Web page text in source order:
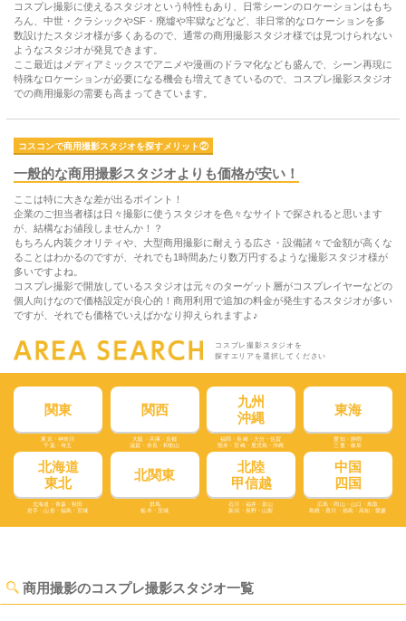
コスプレ撮影に使えるスタジオという特性もあり、日常シーンのロケーションはもち
ろん、中世・クラシックやSF・廃墟や牢獄などなど、非日常的なロケーションを多
数設けたスタジオ様が多くあるので、通常の商用撮影スタジオ様では見つけられない
ようなスタジオが発見できます。
ここ最近はメディアミックスでアニメや漫画のドラマ化なども盛んで、シーン再現に
特殊なロケーションが必要になる機会も増えてきているので、コスプレ撮影スタジオ
での商用撮影の需要も高まってきています。
コスコンで商用撮影スタジオを探すメリット②
一般的な商用撮影スタジオよりも価格が安い！
ここは特に大きな差が出るポイント！
企業のご担当者様は日々撮影に使うスタジオを色々なサイトで探されると思います
が、結構なお値段しませんか！？
もちろん内装クオリティや、大型商用撮影に耐えうる広さ・設備諸々で金額が高くな
ることはわかるのですが、それでも1時間あたり数万円するような撮影スタジオ様が
多いですよね。
コスプレ撮影で開放しているスタジオは元々のターゲット層がコスプレイヤーなどの
個人向けなので価格設定が良心的！商用利用で追加の料金が発生するスタジオが多い
ですが、それでも価格でいえばかなり抑えられますよ♪
コスプレ撮影スタジオを
探すエリアを選択してください
関東
東京・神奈川
千葉・埼玉
関西
大阪・兵庫・京都
滋賀・奈良・和歌山
九州
沖縄
福岡・長崎・大分・佐賀
熊本・宮崎・鹿児島・沖縄
東海
愛知・静岡
三重・岐阜
北海道
東北
北海道・青森・秋田
岩手・山形・福島・宮城
北関東
群馬
栃木・茨城
北陸
甲信越
石川・福井・富山
新潟・長野・山梨
中国
四国
広島・岡山・山口・鳥取
島根・香川・徳島・高知・愛媛
商用撮影のコスプレ撮影スタジオ一覧